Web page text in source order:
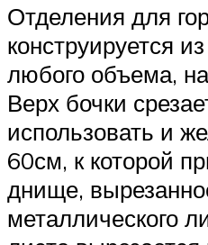
Отделения для
конструируется
любого объема,
Верх бочки
использовать и
60см, к которой
днище,
металлического